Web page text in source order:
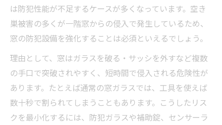
は防犯性能が不足するケースが多くなっています。空き
巣被害の多くが一階窓からの侵入で発生しているため、
窓の防犯設備を強化することは必須といえるでしょう。
理由として、窓はガラスを破る・サッシを外すなど複数
の手口で突破されやすく、短時間で侵入される危険性が
あります。たとえば通常の窓ガラスでは、工具を使えば
数十秒で割られてしまうこともあります。こうしたリス
クを最小化するには、防犯ガラスや補助錠、センサーラ